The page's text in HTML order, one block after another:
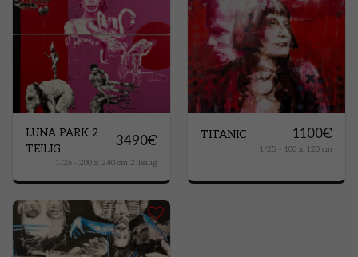
LUNA PARK 2
TEILIG
3490€
1/26 - 200 x 240 cm 2 Teilig
TITANIC 1100€
1/25 - 100 x 120 cm